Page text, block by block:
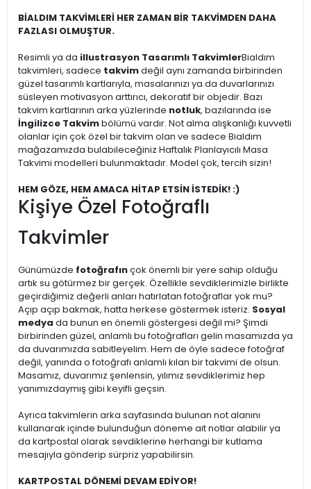
BİALDIM TAKVİMLERİ HER ZAMAN BİR TAKVİMDEN DAHA
FAZLASI OLMUŞTUR.
Resimli ya da illustrasyon Tasarımlı TakvimlerBialdım
takvimleri, sadece takvimdeğil aynı zamanda birbirinden
güzel tasarımlı kartlarıyla, masalarınızı ya da duvarlarınızı
süsleyen motivasyon arttırıcı, dekoratif bir objedir. Bazı
takvim kartlarının arka yüzlerinde notluk, bazılarında ise
İngilizce Takvimbölümü vardır. Not alma alışkanlığı kuvvetli
olanlar için çok özel bir takvim olan ve sadece Bialdım
mağazamızda bulabileceğiniz Haftalık Planlayıcılı Masa
Takvimi modelleri bulunmaktadır. Model çok, tercih sizin!
HEM GÖZE, HEM AMACA HİTAP ETSİN İSTEDİK! :)
Kişiye Özel Fotoğraflı
Takvimler
Günümüzde fotoğrafınçok önemli bir yere sahip olduğu
artık su götürmez bir gerçek. Özellikle sevdiklerimizle birlikte
geçirdiğimiz değerli anları hatırlatan fotoğraflar yok mu?
Açıp açıp bakmak, hatta herkese göstermek isteriz. Sosyal
medya da bunun en önemli göstergesi değil mi? Şimdi
birbirinden güzel, anlamlı bu fotoğrafları gelin masamızda ya
da duvarımızda sabitleyelim. Hem de öyle sadece fotoğraf
değil, yanında o fotoğrafı anlamlı kılan bir takvimi de olsun.
Masamız, duvarımız şenlensin, yılımız sevdiklerimiz hep
yanımızdaymış gibi keyifli geçsin.
Ayrıca takvimlerin arka sayfasında bulunan not alanını
kullanarak içinde bulunduğun döneme ait notlar alabilir ya
da kartpostal olarak sevdiklerine herhangi bir kutlama
mesajıyla gönderip sürpriz yapabilirsin.
KARTPOSTAL DÖNEMİ DEVAM EDİYOR!